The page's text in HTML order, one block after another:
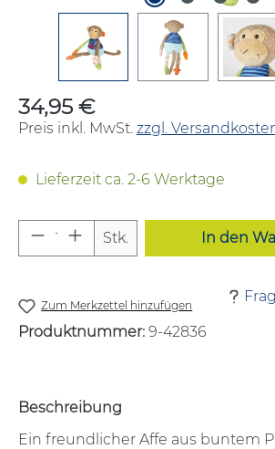
Regulärer Preis:
34,95 €
Preis inkl. MwSt. zzgl.
Lieferzeit ca. 2-6 Werktage
Produkt Anzahl: Gib
Stk. In den
Zum Merkzettel hinzufügen
Produktnummer: 9-42836
Beschreibung
Ein freundlicher Affe aus buntem